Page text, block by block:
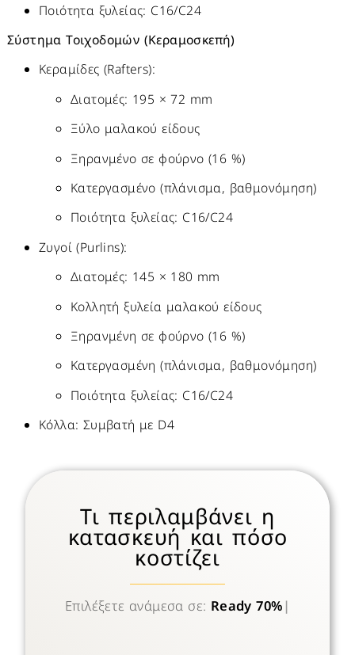
Ποιότητα ξυλείας: C16/C24
Σύστημα Τοιχοδομών (Κεραμοσκεπή)
Κεραμίδες (Rafters):
Διατομές: 195 × 72 mm
Ξύλο μαλακού είδους
Ξηρανμένο σε φούρνο (16 %)
Κατεργασμένο (πλάνισμα, βαθμονόμηση)
Ποιότητα ξυλείας: C16/C24
Ζυγοί (Purlins):
Διατομές: 145 × 180 mm
Κολλητή ξυλεία μαλακού είδους
Ξηρανμένη σε φούρνο (16 %)
Κατεργασμένη (πλάνισμα, βαθμονόμηση)
Ποιότητα ξυλείας: C16/C24
Κόλλα: Συμβατή με D4
Τι περιλαμβάνει η
κατασκευή και πόσο
κοστίζει
Επιλέξετε ανάμεσα σε: Ready 70%